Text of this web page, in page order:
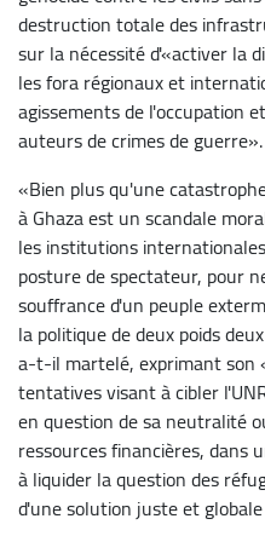
destruction totale des
sur la nécessité d'«activer la
les fora régionaux et
agissements de l'occupation
auteurs de crimes de guerre».
«Bien plus qu'une
à Ghaza est un scandale
les institutions
posture de spectateur, pour
souffrance d'un peuple
la politique de deux poids
a-t-il martelé, exprimant son
tentatives visant à cibler
en question de sa neutralité
ressources financières, dans
à liquider la question des
d'une solution juste et